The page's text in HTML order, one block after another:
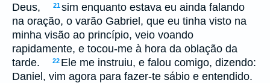
Deus,
21sim enquanto estava eu ainda falando
na oração, o varão Gabriel, que eu tinha visto na
minha visão ao princípio, veio voando
rapidamente, e tocou-me à hora da oblação da
tarde.
22 Ele me instruiu, e falou comigo, dizendo:
Daniel, vim agora para fazer-te sábio e entendido.